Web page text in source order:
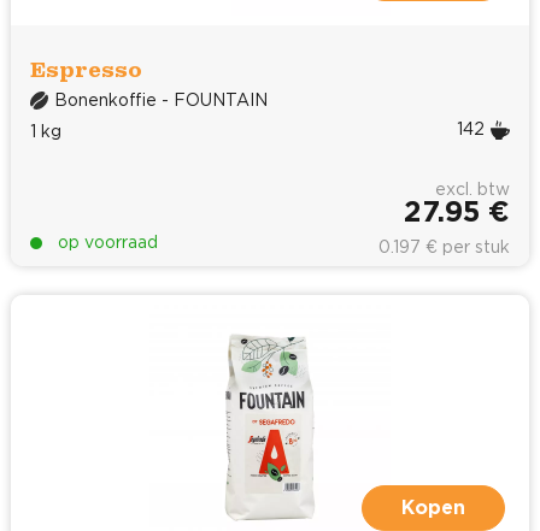
Espresso
Bonenkoffie - FOUNTAIN
1 kg
142
op voorraad
excl. btw
27.95 €
0.197 € per stuk
Kopen